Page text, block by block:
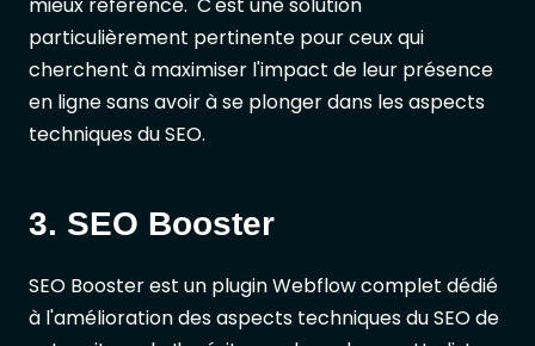
particulièrement pertinente pour ceux qui
cherchent à maximiser l'impact de leur présence
en ligne sans avoir à se plonger dans les aspects
techniques du SEO.
3. SEO Booster
SEO Booster est un plugin Webflow complet dédié
à l'amélioration des aspects techniques du SEO de